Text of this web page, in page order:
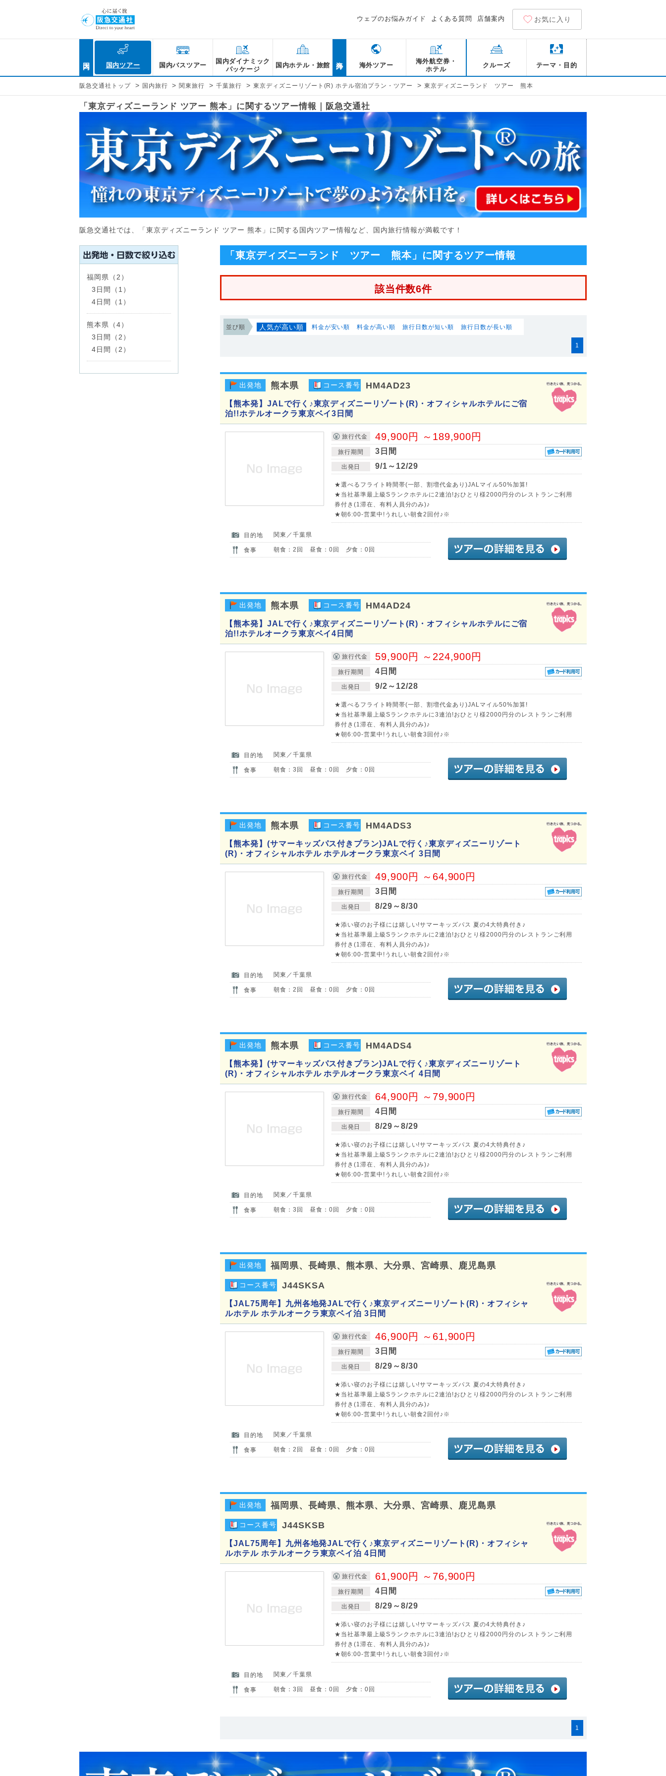
ウェブのお悩みガイド よくある質問 店舗案内 お気に入り
国内ツアー 国内バスツアー
国内ダイナミック
パッケージ
国内ホテル・旅館 海外ツアー
海外航空券・
ホテル
クルーズ テーマ・目的
阪急交通社トップ > 国内旅行 > 関東旅行 > 千葉旅行 > 東京ディズニーリゾート(R) ホテル宿泊プラン・ツアー > 東京ディズニーランド ツアー 熊本
「東京ディズニーランド ツアー 熊本」に関するツアー情報｜阪急交通社
阪急交通社では、「東京ディズニーランド ツアー 熊本」に関する国内ツアー情報など、国内旅行情報が満載です！
「東京ディズニーランド ツアー 熊本」に関するツアー情報
該当件数6件
並び順 人気が高い順 料金が安い順 料金が高い順 旅行日数が短い順 旅行日数が長い順
1
出発地 熊本県 コース番号 HM4AD23
【熊本発】JALで行く♪東京ディズニーリゾート(R)・オフィシャルホテルにご宿
泊!!ホテルオークラ東京ベイ3日間
旅行代金 49,900円 ～189,900円
旅行期間 3日間
出発日 9/1～12/29
★選べるフライト時間帯(一部、割増代金あり)JALマイル50%加算!
★当社基準最上級Sランクホテルに2連泊!おひとり様2000円分のレストランご利用
券付き(1滞在、有料人員分のみ)♪
★朝6:00-営業中!うれしい朝食2回付♪※
目的地 関東／千葉県
食事 朝食：2回 昼食：0回 夕食：0回
出発地 熊本県 コース番号 HM4AD24
【熊本発】JALで行く♪東京ディズニーリゾート(R)・オフィシャルホテルにご宿
泊!!ホテルオークラ東京ベイ4日間
旅行代金 59,900円 ～224,900円
旅行期間 4日間
出発日 9/2～12/28
★選べるフライト時間帯(一部、割増代金あり)JALマイル50%加算!
★当社基準最上級Sランクホテルに3連泊!おひとり様2000円分のレストランご利用
券付き(1滞在、有料人員分のみ)♪
★朝6:00-営業中!うれしい朝食3回付♪※
目的地 関東／千葉県
食事 朝食：3回 昼食：0回 夕食：0回
出発地 熊本県 コース番号 HM4ADS3
【熊本発】(サマーキッズパス付きプラン)JALで行く♪東京ディズニーリゾート
(R)・オフィシャルホテル ホテルオークラ東京ベイ 3日間
旅行代金 49,900円 ～64,900円
旅行期間 3日間
出発日 8/29～8/30
★添い寝のお子様には嬉しい!サマーキッズパス 夏の4大特典付き♪
★当社基準最上級Sランクホテルに2連泊!おひとり様2000円分のレストランご利用
券付き(1滞在、有料人員分のみ)♪
★朝6:00-営業中!うれしい朝食2回付♪※
目的地 関東／千葉県
食事 朝食：2回 昼食：0回 夕食：0回
出発地 熊本県 コース番号 HM4ADS4
【熊本発】(サマーキッズパス付きプラン)JALで行く♪東京ディズニーリゾート
(R)・オフィシャルホテル ホテルオークラ東京ベイ 4日間
旅行代金 64,900円 ～79,900円
旅行期間 4日間
出発日 8/29～8/29
★添い寝のお子様には嬉しい!サマーキッズパス 夏の4大特典付き♪
★当社基準最上級Sランクホテルに2連泊!おひとり様2000円分のレストランご利用
券付き(1滞在、有料人員分のみ)♪
★朝6:00-営業中!うれしい朝食2回付♪※
目的地 関東／千葉県
食事 朝食：3回 昼食：0回 夕食：0回
出発地 福岡県、長崎県、熊本県、大分県、宮崎県、鹿児島県
コース番号 J44SKSA
【JAL75周年】九州各地発JALで行く♪東京ディズニーリゾート(R)・オフィシャ
ルホテル ホテルオークラ東京ベイ泊 3日間
旅行代金 46,900円 ～61,900円
旅行期間 3日間
出発日 8/29～8/30
★添い寝のお子様には嬉しい!サマーキッズパス 夏の4大特典付き♪
★当社基準最上級Sランクホテルに2連泊!おひとり様2000円分のレストランご利用
券付き(1滞在、有料人員分のみ)♪
★朝6:00-営業中!うれしい朝食2回付♪※
目的地 関東／千葉県
食事 朝食：2回 昼食：0回 夕食：0回
出発地 福岡県、長崎県、熊本県、大分県、宮崎県、鹿児島県
コース番号 J44SKSB
【JAL75周年】九州各地発JALで行く♪東京ディズニーリゾート(R)・オフィシャ
ルホテル ホテルオークラ東京ベイ泊 4日間
旅行代金 61,900円 ～76,900円
旅行期間 4日間
出発日 8/29～8/29
★添い寝のお子様には嬉しい!サマーキッズパス 夏の4大特典付き♪
★当社基準最上級Sランクホテルに3連泊!おひとり様2000円分のレストランご利用
券付き(1滞在、有料人員分のみ)♪
★朝6:00-営業中!うれしい朝食3回付♪※
目的地 関東／千葉県
食事 朝食：3回 昼食：0回 夕食：0回
1
福岡県（2）
3日間（1）
4日間（1）
熊本県（4）
3日間（2）
4日間（2）